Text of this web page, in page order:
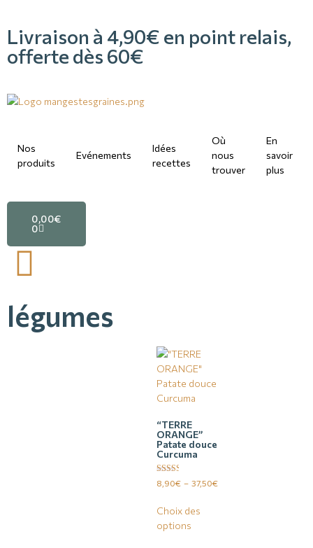
Livraison à 4,90€ en point relais,
offerte dès 60€
Nos
produits
Evénements
Idées
recettes
Où
nous
trouver
En
savoir
plus
0,00€
0
légumes
“TERRE
ORANGE”
Patate douce
Curcuma
Note
2.50
8,90€ – 37,50€
Choix des
options